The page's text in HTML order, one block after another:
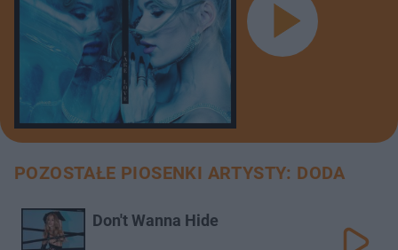
POZOSTAŁE PIOSENKI ARTYSTY: DODA
Don't Wanna Hide